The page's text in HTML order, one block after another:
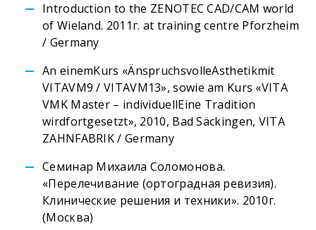
Introduction to the ZENOTEC CAD/CAM world
of Wieland. 2011г. at training centre Pforzheim
/ Germany
An einemKurs «ÄnspruchsvolleAsthetikmit
VITAVM9 / VITAVM13», sowie am Kurs «VITA
VMK Master – individuellEine Tradition
wirdfortgesetzt», 2010, Bad Säckingen, VITA
ZAHNFABRIK / Germany
Семинар Михаила Соломонова.
«Перелечивание (ортоградная ревизия).
Клинические решения и техники». 2010г.
(Москва)